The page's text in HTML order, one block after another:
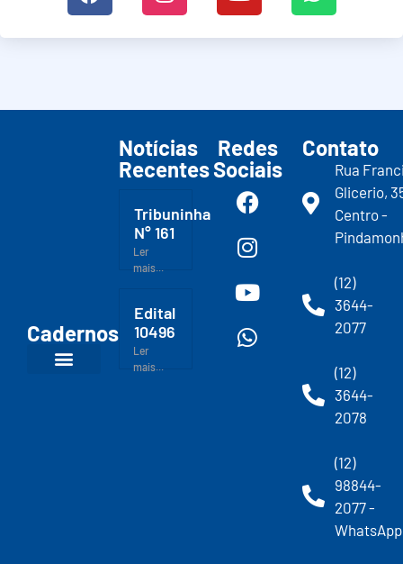
Cadernos
Notícias
Recentes
Tribuninha
N° 161
Ler
mais...
Edital
10496
Ler
mais...
Redes
Sociais
Contato
Rua
Glicerio,
Centro -
(12)
3644-
2077
(12)
3644-
2078
(12)
98844-
2077 -
WhatsApp